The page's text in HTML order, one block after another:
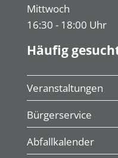
Mittwoch
16:30 - 18:00 Uhr
Häufig
Veranstaltungen
Bürgerservice
Abfallkalender